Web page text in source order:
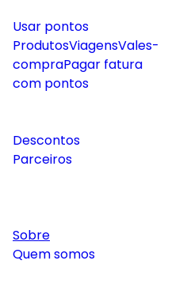
Usar pontos
ProdutosViagensVales-
compraPagar fatura
com pontos
Descontos
Parceiros
Sobre
Quem somos